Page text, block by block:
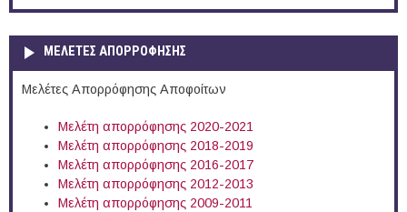
ΜΕΛΕΤΕΣ ΑΠΟΡΡΟΦΗΣΗΣ
Μελέτες Απορρόφησης Αποφοίτων
Μελέτη απορρόφησης 2020-2021
Μελέτη απορρόφησης 2018-2019
Μελέτη απορρόφησης 2016-2017
Μελέτη απορρόφησης 2012-2013
Μελέτη απορρόφησης 2009-2011